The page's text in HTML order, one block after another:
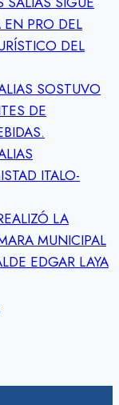
PRO DEL
DEL
SOSTUVO
DE
ITALO-
LA
MUNICIPAL
EDGAR LAYA